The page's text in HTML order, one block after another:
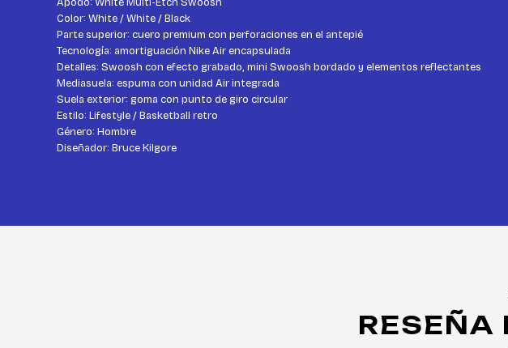
Apodo: White Multi-Etch Swoosh
Color: White / White / Black
Parte superior: cuero premium con perforaciones en el antepié
Tecnología: amortiguación Nike Air encapsulada
Detalles: Swoosh con efecto grabado, mini Swoosh bordado y elementos reflectantes
Mediasuela: espuma con unidad Air integrada
Suela exterior: goma con punto de giro circular
Estilo: Lifestyle / Basketball retro
Género: Hombre
Diseñador: Bruce Kilgore
RESEÑA